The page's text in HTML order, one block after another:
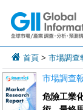
首頁 >市場調查
市場調查
危險工業